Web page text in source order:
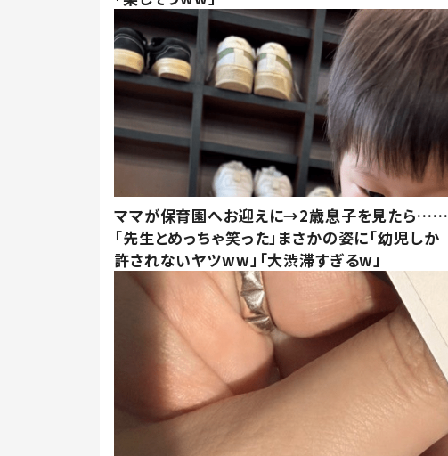
ママが保育園へお迎えに→2歳息子を見たら……
「先生とめっちゃ笑った」まさかの姿に「幼児しか
許されないヤツww」「大渋滞すぎるw」